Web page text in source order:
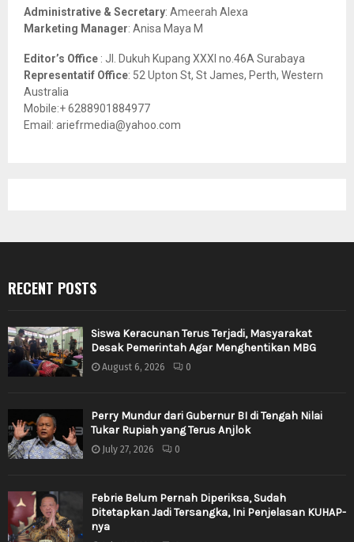
Administrative & Secretary: Ameerah Alexa
Marketing Manager: Anisa Maya M
Editor’s Office : Jl. Dukuh Kupang XXXI no.46A Surabaya
Representatif Office: 52 Upton St, St James, Perth, Western
Australia
Mobile:+ 6288901884977
Email: ariefrmedia@yahoo.com
RECENT POSTS
Siswa Keracunan Terus Terjadi, Masyarakat
Desak Pemerintah Agar Menghentikan MBG
August 6, 2026 0
Perry Mundur dari Gubernur BI di Tengah Nilai
Tukar Rupiah yang Terus Anjlok
July 27, 2026 0
Febrie Belum Pernah Diperiksa, Sudah
Ditetapkan Jadi Tersangka, Ini Penjelasan KUHAP-
nya